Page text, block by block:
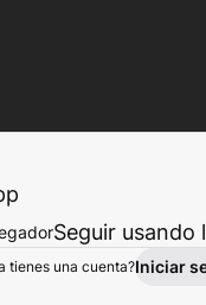
Explorar
Seguir usando
tienes una cuenta?Iniciar